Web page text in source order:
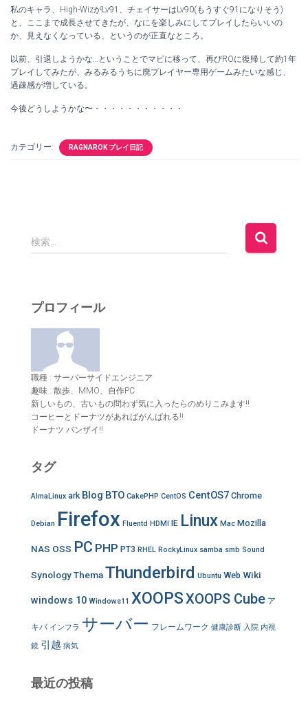
私のキャラ、High-WizがLv91、チェイサーはLv90(もうすぐ91になりそう)
と、ここまで成長させてきたが、なにを楽しみにしてプレイしたらいいの
か、見えなくなっている、というのが正直なところ。
以前、引退しようかな…ということでマビに移って、再びROに復帰して約1年
プレイしてみたが、みるみるうちに廃プレイヤー専用ゲームみたいな感じ、
過疎感が増している。
今後どうしようかな〜・・・・・・・・・・・
カテゴリー: RAGNAROK プレイ日記
検
索
検索…
プロフィール
職種 : サーバーサイドエンジニア
趣味 : 散歩、MMO、自作PC
新しいもの、古いもの問わず気に入ったらのめりこみます!!
コーヒーとドーナツがあればがんばれる!!
ドーナツ バンザイ!!
タグ
AlmaLinux ark Blog BTO CakePHP CentOS CentOS7 Chrome
Debian Firefox Fluentd HDMI IE Linux Mac Mozilla
NAS OSS PC PHP PT3 RHEL RockyLinux samba smb Sound
SynologyThemaThunderbird Ubuntu Web Wiki
windows 10 Windows11 XOOPSXOOPS Cube ア
キバ インフラ サーバー フレームワーク 健康診断 入院 内視
鏡 引越 病気
最近の投稿